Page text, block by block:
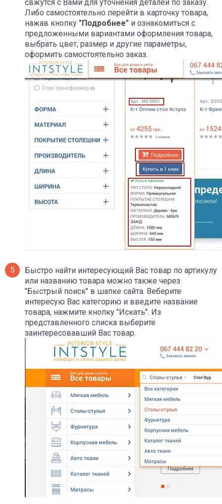
свжутся с Вами для уточнения деталей по заказу.
Либо самостоятельно перейти в карточку товара,
нажав кнопку "Подробнее" и ознакомиться с
предложенными вариантами оформления товара,
выбрать цвет, размер и другие параметры,
оформить самостоятельно заказ.
Быстро найти интересующий Вас товар по артикулу
или названию товара можно также через
"Быстрый поиск" в шапке сайта. Веберите
интересую Вас категорию и введите название
товара, нажмите кнопку "Искать". Из
представленного списка выберите
заинтересовавший Вас товар.